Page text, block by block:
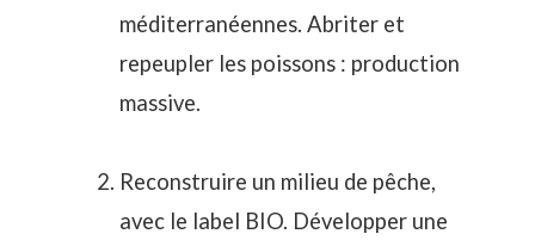
méditerranéennes. Abriter et
repeupler les poissons : production
massive.
Reconstruire un milieu de pêche,
avec le label BIO. Développer une